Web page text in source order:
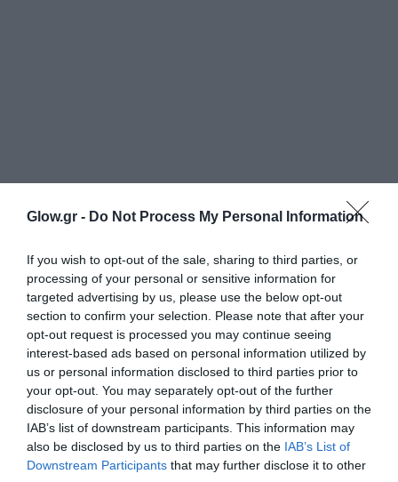
Glow.gr - Do Not Process My Personal Information
If you wish to opt-out of the sale, sharing to third parties, or
processing of your personal or sensitive information for
targeted advertising by us, please use the below opt-out
section to confirm your selection. Please note that after your
opt-out request is processed you may continue seeing
interest-based ads based on personal information utilized by
us or personal information disclosed to third parties prior to
your opt-out. You may separately opt-out of the further
disclosure of your personal information by third parties on the
IAB’s list of downstream participants. This information may
also be disclosed by us to third parties on the IAB’s List of
Downstream Participants that may further disclose it to other